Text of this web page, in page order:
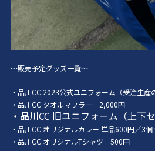
～販売予定グッズ一覧～
・品川CC 2023公式ユニフォーム（受注生産
・品川CC タオルマフラー 2,000円
・品川CC 旧ユニフォーム（上
・品川CC オリジナルカレー 単品600円／3
・品川CC オリジナルTシャツ 500円